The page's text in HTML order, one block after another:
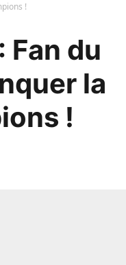
!
Fan du
la
!